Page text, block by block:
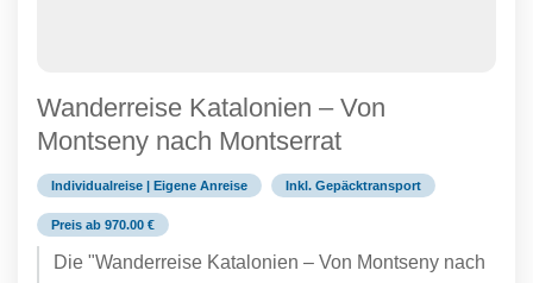
Wanderreise Katalonien – Von
Montseny nach Montserrat
Individualreise | Eigene Anreise Inkl. Gepäcktransport
Preis ab 970.00 €
Die "Wanderreise Katalonien – Von Montseny nach